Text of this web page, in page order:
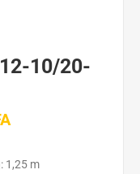
10/20-
1,25 m